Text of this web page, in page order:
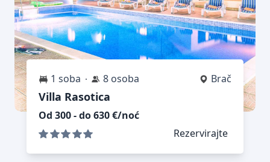
1 soba 8 osoba Brač
Villa Rasotica
Od 300 - do 630 €/noć
Rezervirajte